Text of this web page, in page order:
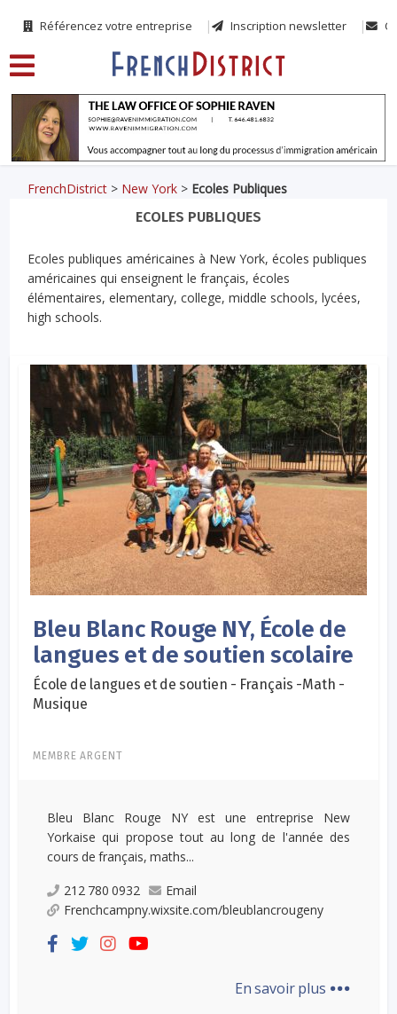
Référencez votre entreprise Inscription newsletter
FrenchDistrict > New York > Ecoles Publiques
ECOLES PUBLIQUES
Ecoles publiques américaines à New York, écoles publiques
américaines qui enseignent le français, écoles
élémentaires, elementary, college, middle schools, lycées,
high schools.
Bleu Blanc Rouge NY, École de
langues et de soutien scolaire
École de langues et de soutien - Français -Math -
Musique
MEMBRE ARGENT
Bleu Blanc Rouge NY est une entreprise New
Yorkaise qui propose tout au long de l'année des
cours de français, maths...
212 780 0932
Email
Frenchcampny.wixsite.com/bleublancrougeny
En savoir plus ...